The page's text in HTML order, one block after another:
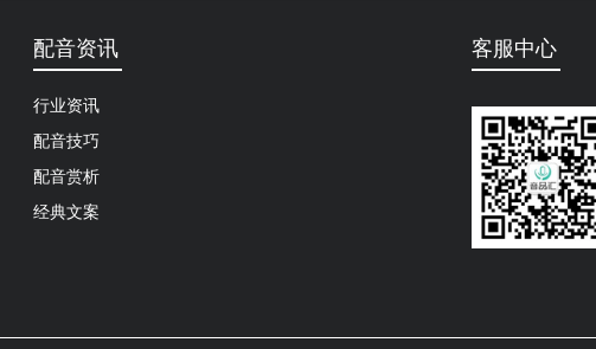
配音资讯
行业资讯
配音技巧
配音赏析
经典文案
客服中心